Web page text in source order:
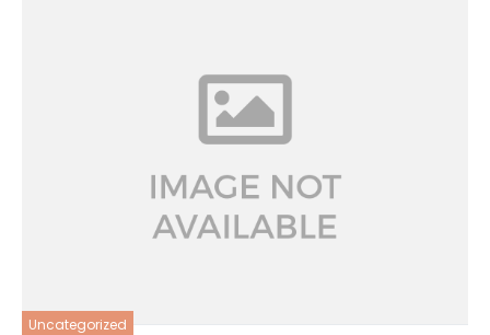
Uncategorized